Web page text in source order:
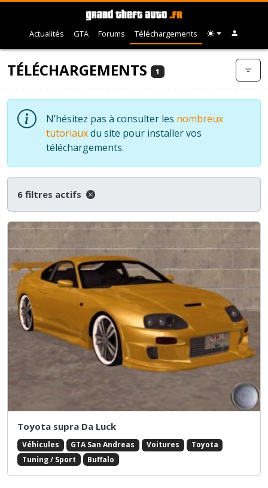
Actualités GTA Forums Téléchargements
TÉLÉCHARGEMENTS 1
N’hésitez pas à consulter les nombreux
tutoriauxdu site pour installer vos
téléchargements.
6 filtres actifs
Toyota supra Da Luck
Véhicules GTA San Andreas Voitures
Toyota
Tuning / Sport
Buffalo